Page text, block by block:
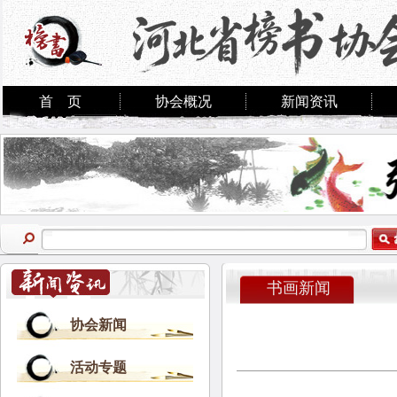
首 页 协会概况 新闻资讯
协会新闻
活动专题
书画新闻